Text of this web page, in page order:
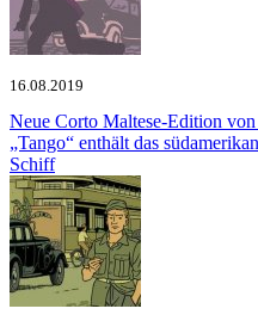
16.08.2019
Neue Corto Maltese-Edition
„Tango“ enthält das
Schiff